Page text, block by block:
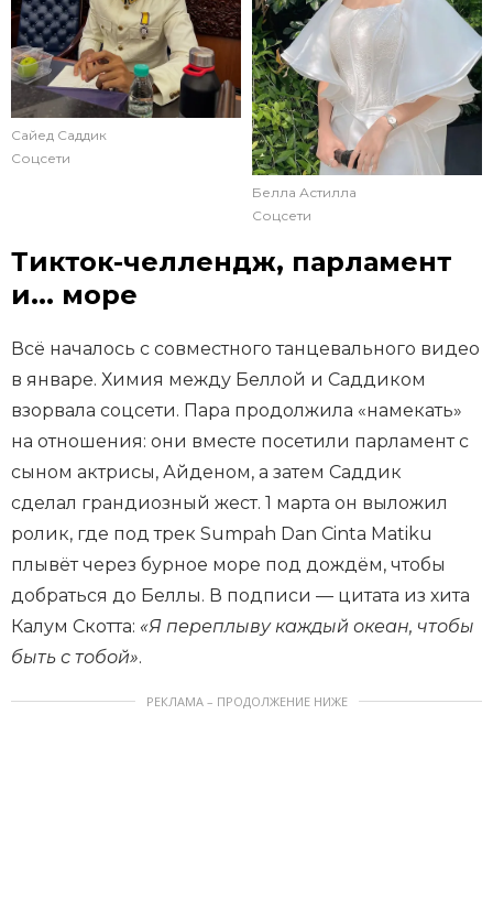
Сайед Саддик
Соцсети
Белла Астилла
Соцсети
Тикток-челлендж, парламент
и... море
Всё началось с совместного танцевального видео
в январе. Химия между Беллой и Саддиком
взорвала соцсети. Пара продолжила «намекать»
на отношения: они вместе посетили парламент с
сыном актрисы, Айденом, а затем Саддик
сделал грандиозный жест. 1 марта он выложил
ролик, где под трек Sumpah Dan Cinta Matiku
плывёт через бурное море под дождём, чтобы
добраться до Беллы. В подписи — цитата из хита
Калум Скотта: «Я переплыву каждый океан, чтобы
быть с тобой».
РЕКЛАМА – ПРОДОЛЖЕНИЕ НИЖЕ